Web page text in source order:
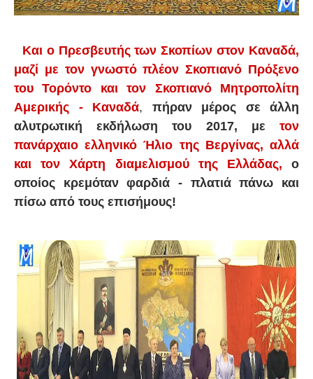
Και ο Πρεσβευτής των Σκοπίων στον Καναδά,
μαζί με τον γνωστό πλέον Σκοπιανό Πρόξενο
του Τορόντο και τον Σκοπιανό Μητροπολίτη
Αμερικής - Καναδά, πήραν μέρος σε άλλη
αλυτρωτική εκδήλωση του 2017, με τον
πανάρχαιο ελληνικό Ήλιο της Βεργίνας, αλλά
και τον Χάρτη διαμελισμού της Ελλάδας, ο
οποίος κρεμόταν φαρδιά - πλατιά πάνω και
πίσω από τους επισήμους!